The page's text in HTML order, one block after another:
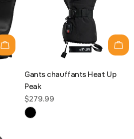
Choisissez les options
Gants chauffants Heat Up
Peak
Prix
habituel
$279.99